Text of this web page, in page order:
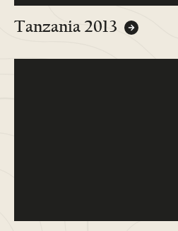
Tanzania 2013